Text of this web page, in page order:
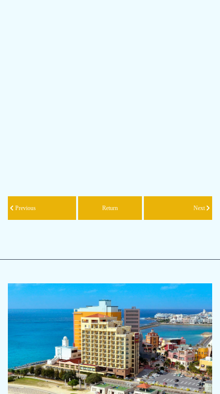
Previous Return Next